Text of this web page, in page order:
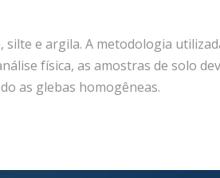
e argila. A metodologia
física, as amostras de solo
as glebas homogêneas.